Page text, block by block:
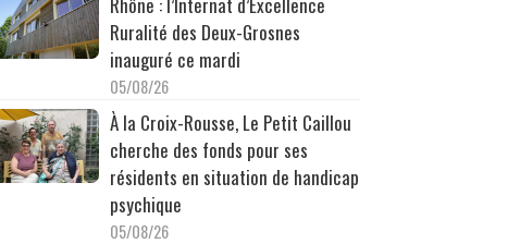
Ruralité des Deux-Grosnes
inauguré ce mardi
05/08/26
À la Croix-Rousse, Le Petit Caillou
cherche des fonds pour ses
résidents en situation de handicap
psychique
05/08/26